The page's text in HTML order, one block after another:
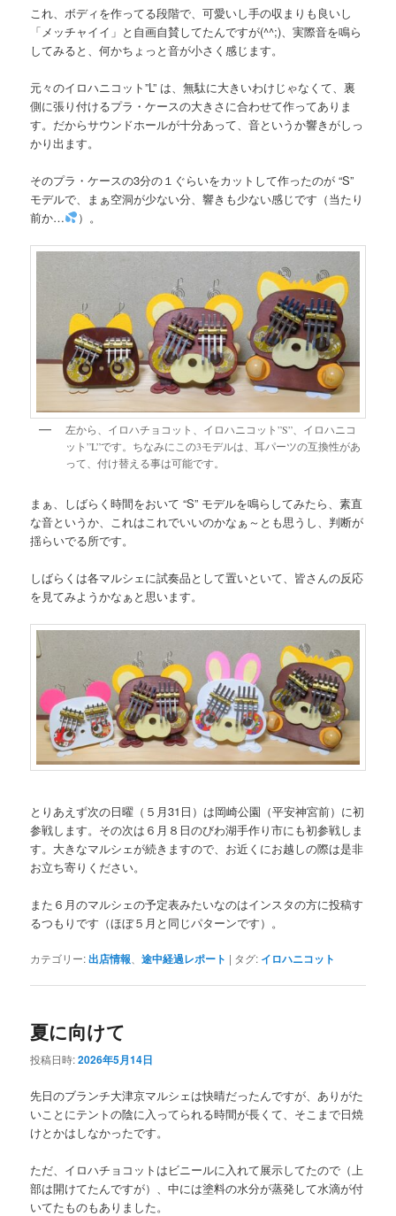
これ、ボディを作ってる段階で、可愛いし手の収まりも良いし
「メッチャイイ」と自画自賛してたんですが(^^;)、実際音を鳴ら
してみると、何かちょっと音が小さく感じます。
元々のイロハニコット”L” は、無駄に大きいわけじゃなくて、裏
側に張り付けるプラ・ケースの大きさに合わせて作ってありま
す。だからサウンドホールが十分あって、音というか響きがしっ
かり出ます。
そのプラ・ケースの3分の１ぐらいをカットして作ったのが “S”
モデルで、まぁ空洞が少ない分、響きも少ない感じです（当たり
前か…
）。
左から、イロハチョコット、イロハニコット”S”、イロハニコ
ット”L”です。ちなみにこの3モデルは、耳パーツの互換性があ
って、付け替える事は可能です。
まぁ、しばらく時間をおいて “S” モデルを鳴らしてみたら、素直
な音というか、これはこれでいいのかなぁ～とも思うし、判断が
揺らいでる所です。
しばらくは各マルシェに試奏品として置いといて、皆さんの反応
を見てみようかなぁと思います。
とりあえず次の日曜（５月31日）は岡崎公園（平安神宮前）に初
参戦します。その次は６月８日のびわ湖手作り市にも初参戦しま
す。大きなマルシェが続きますので、お近くにお越しの際は是非
お立ち寄りください。
また６月のマルシェの予定表みたいなのはインスタの方に投稿す
るつもりです（ほぼ５月と同じパターンです）。
カテゴリー:出店情報 、途中経過レポート | タグ: イロハニコット
夏に向けて
投稿日時:2026年5月14日
先日のブランチ大津京マルシェは快晴だったんですが、ありがた
いことにテントの陰に入ってられる時間が長くて、そこまで日焼
けとかはしなかったです。
ただ、イロハチョコットはビニールに入れて展示してたので（上
部は開けてたんですが）、中には塗料の水分が蒸発して水滴が付
いてたものもありました。